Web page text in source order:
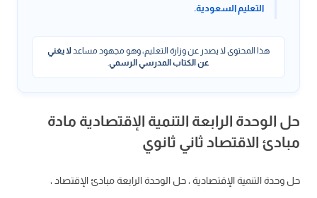
التعليم السعودية.
هذا المحتوى لا يصدر عن وزارة التعليم، وهو مجهود مساعدلا يغني
عن الكتاب المدرسي الرسمي.
حل الوحدة الرابعة التنمية الإقتصادية مادة
مبادئ الاقتصاد ثاني ثانوي
حل وحدة التنمية الإقتصادية ، حل الوحدة الرابعة مبادئ الإقتصاد ،